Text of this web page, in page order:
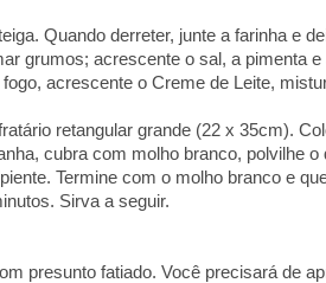
Quando derreter, junte a farinha e
grumos; acrescente o sal, a pimenta
acrescente o Creme de Leite,
retangular grande (22 x 35cm).
cubra com molho branco, polvilhe
Termine com o molho branco e
Sirva a seguir.
presunto fatiado. Você precisará de